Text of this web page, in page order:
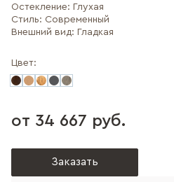
Остекление: Глухая
Стиль: Современный
Внешний вид: Гладкая
Цвет:
от 34 667 руб.
Заказать